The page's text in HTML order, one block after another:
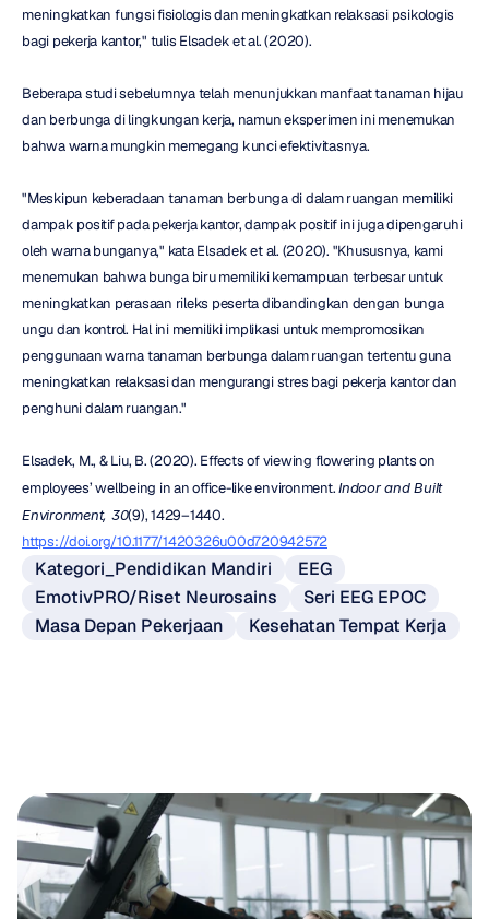
meningkatkan fungsi fisiologis dan meningkatkan relaksasi psikologis
bagi pekerja kantor," tulis Elsadek et al. (2020).
Beberapa studi sebelumnya telah menunjukkan manfaat tanaman hijau
dan berbunga di lingkungan kerja, namun eksperimen ini menemukan
bahwa warna mungkin memegang kunci efektivitasnya.
"Meskipun keberadaan tanaman berbunga di dalam ruangan memiliki
dampak positif pada pekerja kantor, dampak positif ini juga dipengaruhi
oleh warna bunganya," kata Elsadek et al. (2020). "Khususnya, kami
menemukan bahwa bunga biru memiliki kemampuan terbesar untuk
meningkatkan perasaan rileks peserta dibandingkan dengan bunga
ungu dan kontrol. Hal ini memiliki implikasi untuk mempromosikan
penggunaan warna tanaman berbunga dalam ruangan tertentu guna
meningkatkan relaksasi dan mengurangi stres bagi pekerja kantor dan
penghuni dalam ruangan."
Elsadek, M., & Liu, B. (2020). Effects of viewing flowering plants on
employees’ wellbeing in an office-like environment. Indoor and Built
Environment, 30
https://doi.org/10.1177/1420326u00d720942572
Kategori_Pendidikan Mandiri
EEG
EmotivPRO/Riset Neurosains
Seri EEG EPOC
Masa Depan Pekerjaan
Kesehatan Tempat Kerja